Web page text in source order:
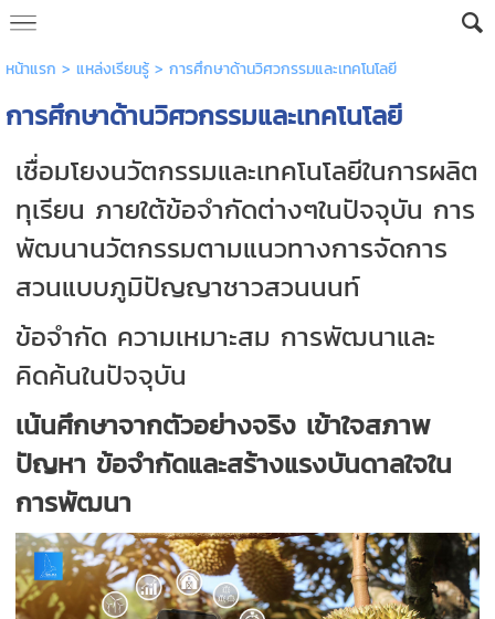
หน้าแรก > แหล่งเรียนรู้> การศึกษาด้านวิศวกรรมและเทคโนโลยี
การศึกษาด้านวิศวกรรมและเทคโนโลยี
เชื่อมโยงนวัตกรรมและเทคโนโลยีในการผลิต
ทุเรียน ภายใต้ข้อจำกัดต่างๆในปัจจุบัน การ
พัฒนานวัตกรรมตามแนวทางการจัดการ
สวนแบบภูมิปัญญาชาวสวนนนท์
ข้อจำกัด ความเหมาะสม การพัฒนาและ
คิดค้นในปัจจุบัน
เน้นศึกษาจากตัวอย่างจริง เข้าใจสภาพ
ปัญหา ข้อจำกัดและสร้างแรงบันดาลใจใน
การพัฒนา